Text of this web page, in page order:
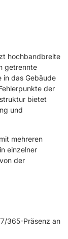
hochbandbreite
getrennte
in das Gebäude
der
bietet
und
mehreren
einzelner
der
365-Präsenz an